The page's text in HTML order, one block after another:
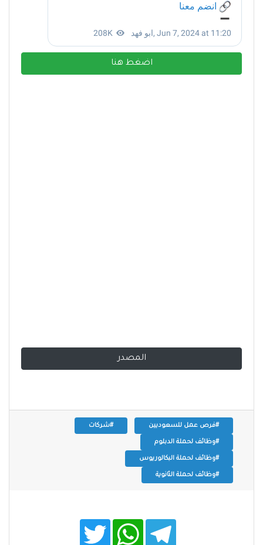
اضغط هنا
المصدر
#فرص عمل للسعوديين #شركات
#وظائف لحملة الدبلوم
#وظائف لحملة البكالوريوس
#وظائف لحملة الثانوية
T
w
W
h
T